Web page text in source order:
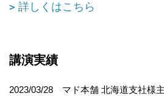
詳しくはこちら
講演実績
2023/03/28 マド本舗 北海道支社